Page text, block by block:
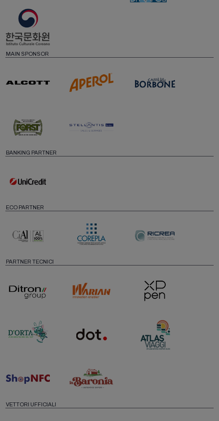
MAIN SPONSOR
BANKING PARTNER
ECO PARTNER
PARTNER TECNICI
VETTORI UFFICIALI